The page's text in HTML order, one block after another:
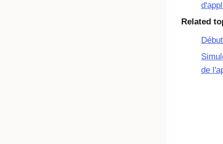
Related
de